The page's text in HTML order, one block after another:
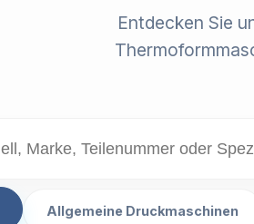
Entdecken Sie
Allgemeine Druckmaschinen